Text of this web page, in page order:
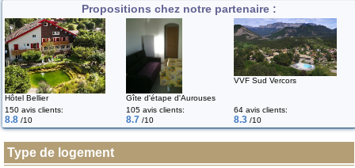
Propositions chez notre partenaire :
Hôtel Bellier Gîte d'étape d'Aurouses
VVF Sud Vercors
150 avis clients:
8.8 /10
105 avis clients:
8.7 /10
64 avis clients:
8.3 /10
Type de logement